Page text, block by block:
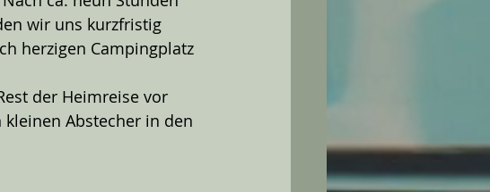
wir uns kurzfristig
herzigen Campingplatz
der Heimreise vor
Abstecher in den